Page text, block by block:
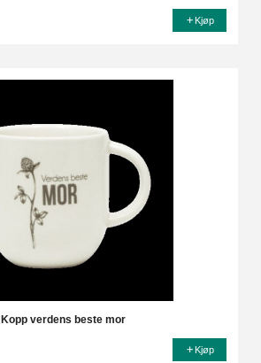
Kjøp
Kopp verdens beste mor
Kjøp